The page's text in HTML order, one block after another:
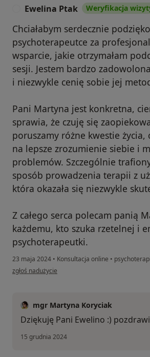
Ewelina Ptak Weryfikacja
Chciałabym serdecznie
psychoterapeutce za
wsparcie, jakie otrzymałam
sesji. Jestem bardzo
i niezwykle cenię sobie jej
Pani Martyna jest konkretna,
sprawia, że czuję się
poruszamy różne kwestie życia,
na lepsze zrozumienie siebie i
problemów. Szczególnie
sposób prowadzenia terapii z
która okazała się niezwykle
Z całego serca polecam panią
każdemu, kto szuka rzetelnej i
psychoterapeutki.
23 maja 2024 • Konsultacja online •
w opinii użytkownika Ewelina Ptak
zgłoś nadużycie
mgr Martyna Koryciak
Dziękuję Pani Ewelino :)
15 grudnia 2024